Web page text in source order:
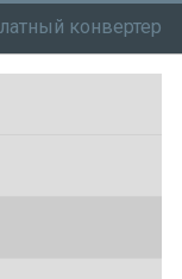
конвертер